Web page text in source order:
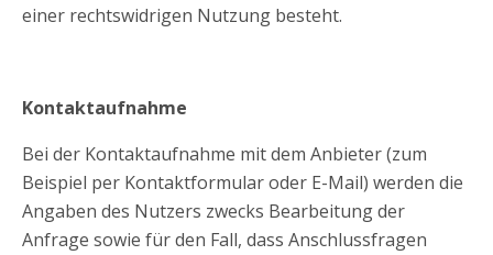
einer rechtswidrigen Nutzung besteht.
Kontaktaufnahme
Bei der Kontaktaufnahme mit dem Anbieter (zum
Beispiel per Kontaktformular oder E-Mail) werden die
Angaben des Nutzers zwecks Bearbeitung der
Anfrage sowie für den Fall, dass Anschlussfragen